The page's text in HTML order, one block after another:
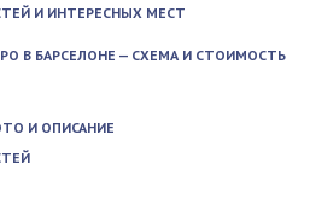
И ИНТЕРЕСНЫХ МЕСТ
В БАРСЕЛОНЕ — СХЕМА И СТОИМОСТЬ
И ОПИСАНИЕ